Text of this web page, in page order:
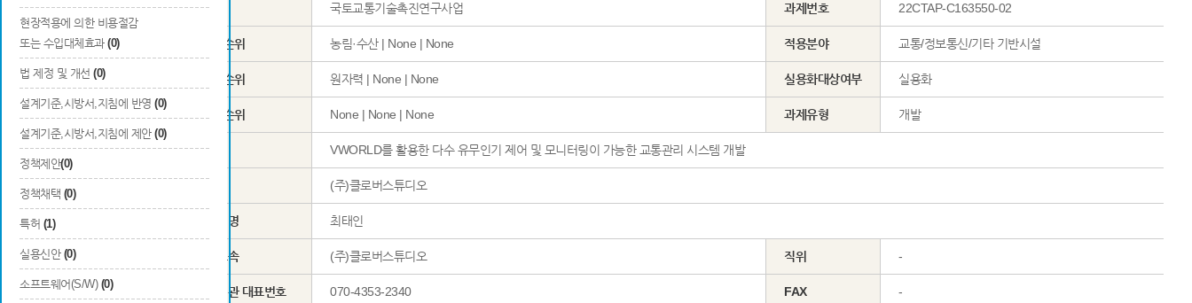
현장적용에 의한 비용절감
또는 수입대체효과 (0)
법 제정 및 개선 (0)
설계기준,시방서,지침에 반영 (0)
설계기준,시방서,지침에 제안 (0)
정책제안(0)
정책채택 (0)
특허 (1)
실용신안 (0)
소프트웨어(S/W) (0)
사업명 국토교통기술촉진연구사업 과제번호 22CTAP-C163550-02
국가과학표준분류
1순위 농림·수산 | None | None 적용분야 교통/정보통신/기타 기반시설
2순위 원자력 | None | None 실용화대상여부 실용화
3순위 None | None | None 과제유형 개발
과제명 VWORLD를 활용한 다수 유무인기 제어 및 모니터링이 가능한 교통관리 시스템 개발
(주)클로버스튜디오
총괄연구 책임자
성명 최태인
소속 (주)클로버스튜디오 직위 -
기관 대표번호 070-4353-2340 FAX -